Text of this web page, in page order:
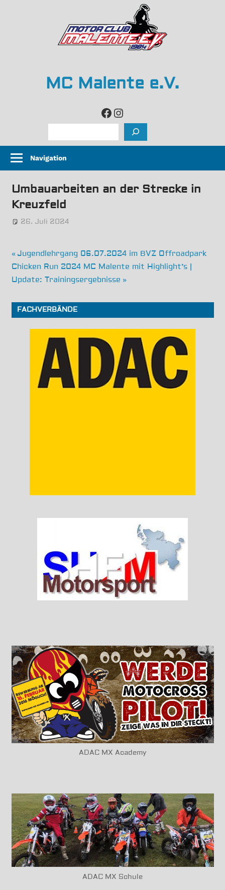
MC Malente e.V.
short,
so
and
it!
Facebook
Instagram
Navigation
Umbauarbeiten an der Strecke in
Kreuzfeld
26. Juli 2024
Beitragsnavigation
Vorheriger
Beitrag:
Jugendlehrgang 06.07.2024 im BVZ Offroadpark
Nächster
Beitrag:
Chicken Run 2024 MC Malente mit Highlight’s |
Update: Trainingsergebnisse
FACHVERBÄNDE
ADAC MX Academy
ADAC MX Schule